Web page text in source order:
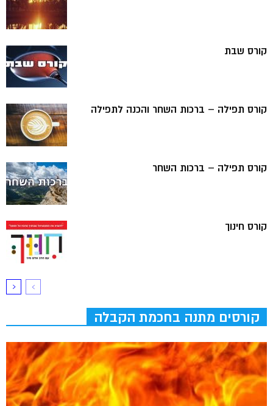
קורס שבת
קורס תפילה – ברכות השחר והכנה לתפילה
קורס תפילה – ברכות השחר
קורס חינוך
קורסים מתנה בחכמת הקבלה